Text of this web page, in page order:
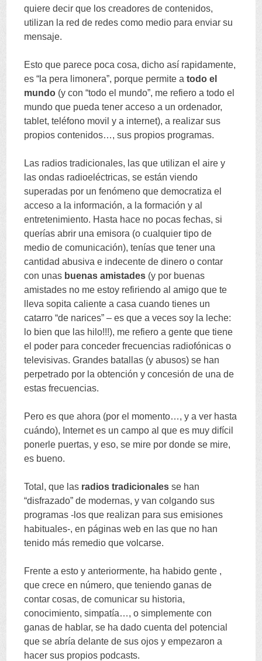
quiere decir que los creadores de contenidos,
utilizan la red de redes como medio para enviar su
mensaje.
Esto que parece poca cosa,dicho así rapidamente,
es “ la pera limonera”, porque permite a todo el
mundo (y con “todo el mundo”, me refiero a todo el
mundo que pueda tener acceso a un ordenador,
tablet,teléfono movil y a internet),a realizar sus
propios contenidos…,sus propios programas.
Las radios tradicionales, las que utilizan el aire y
las ondas radioeléctricas,se están viendo
superadas por un fenómeno que democratiza el
acceso a la información,a la formación y al
entretenimiento. Hasta hace no pocas fechas,si
querías abrir una emisora (o cualquier tipo de
medio de comunicación),tenías que tener una
cantidad abusiva e indecente de dinero o contar
con unas buenas amistades (y por buenas
amistades no me estoy refiriendo al amigo que te
lleva sopita caliente a casa cuando tienes un
catarro “de narices” –es que a veces soy la leche:
lo bien que las hilo!!!), me refiero a gente que tiene
el poder para conceder frecuencias radiofónicas o
televisivas.Grandes batallas (y abusos)se han
perpetrado por la obtención y concesión de una de
estas frecuencias.
Pero es que ahora (por el momento…,y a ver hasta
cuándo), Internet es un campo al que es muy difícil
ponerle puertas,y eso,se mire por donde se mire,
es bueno.
Total ,que las radios tradicionales se han
“disfrazado”de modernas,y van colgando sus
programas -los que realizan para sus emisiones
habituales-,en páginas web en las que no han
tenido más remedio que volcarse.
Frente a esto y anteriormente, ha habido gente ,
que crece en número,que teniendo ganas de
contar cosas,de comunicar su historia,
conocimiento,simpatía…,o simplemente con
ganas de hablar,se ha dado cuenta del potencial
que se abría delante de sus ojos y empezaron a
hacer sus propios podcasts.